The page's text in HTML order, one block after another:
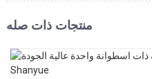
منتجات ذات صله